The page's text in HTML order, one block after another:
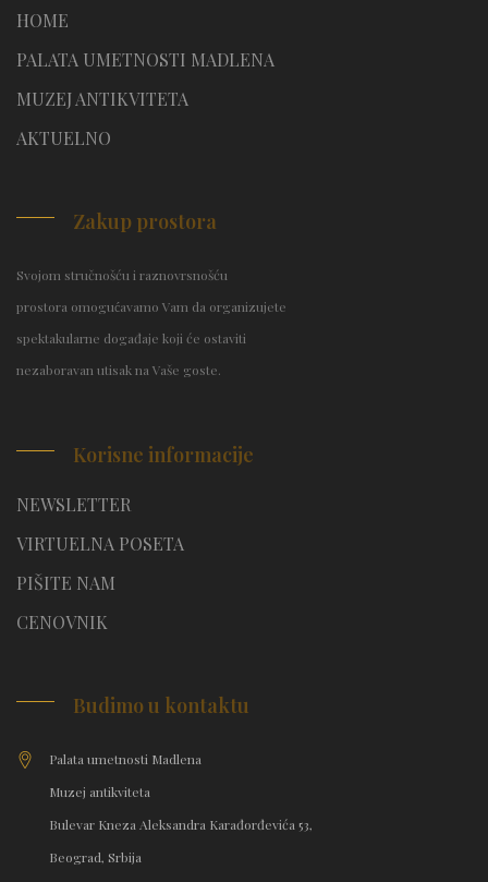
HOME
PALATA UMETNOSTI MADLENA
MUZEJ ANTIKVITETA
AKTUELNO
Zakup prostora
Svojom stručnošću i raznovrsnošću
prostora omogućavamo Vam da organizujete
spektakularne događaje koji će ostaviti
nezaboravan utisak na Vaše goste.
Korisne informacije
NEWSLETTER
VIRTUELNA POSETA
PIŠITE NAM
CENOVNIK
Budimo u kontaktu
Palata umetnosti Madlena
Muzej antikviteta
Bulevar Kneza Aleksandra Karađorđevića 53,
Beograd, Srbija